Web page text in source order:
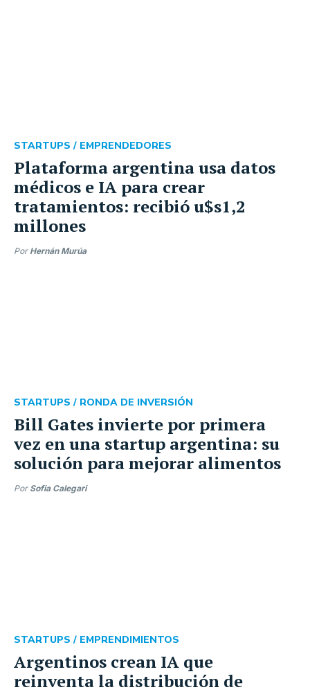
Plataforma argentina usa datos
médicos e IA para crear
tratamientos: recibió u$s1,2
millones
STARTUPS / EMPRENDEDORES
Por Hernán Murúa
Bill Gates invierte por primera
vez en una startup argentina: su
solución para mejorar alimentos
STARTUPS / RONDA DE INVERSIÓN
Por Sofia Calegari
Argentinos crean IA que
reinventa la distribución de
STARTUPS / EMPRENDIMIENTOS